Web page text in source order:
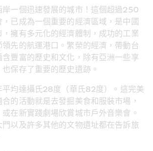
岸一個迅速發展的城市！這個超過250
已成為一個重要的經濟區域，是中國
，擁有多元化的經濟體制，成功的工業
先的航運港口。繁榮的經濟，帶動台
含豐富的歷史和文化，除有亞洲一些享
保存了重要的歷史遺跡。
平均達攝氏28度（華氏82度）。這完美
的活動就是去發掘美食和服裝市場，
在新實踐劇場欣賞城市戶外音樂會。
以及許多其他的文物遺址都在告訴旅